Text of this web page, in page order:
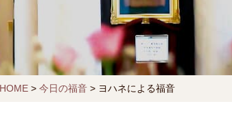
HOME> 今日の福音> ヨハネによる福音